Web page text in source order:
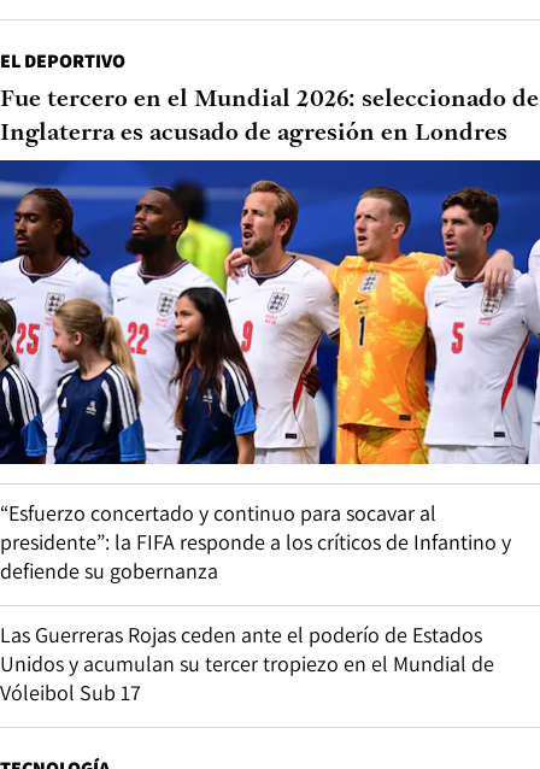
EL DEPORTIVO
Fue tercero en el Mundial 2026: seleccionado de
Inglaterra es acusado de agresión en Londres
“Esfuerzo concertado y continuo para socavar al
presidente”: la FIFA responde a los críticos de Infantino y
defiende su gobernanza
Las Guerreras Rojas ceden ante el poderío de Estados
Unidos y acumulan su tercer tropiezo en el Mundial de
Vóleibol Sub 17